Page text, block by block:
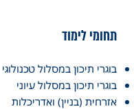
תחומי לימוד
בוגרי תיכון במסלול טכנולוגי
בוגרי תיכון במסלול עיוני
אזרחית (בניין) ואדריכלות